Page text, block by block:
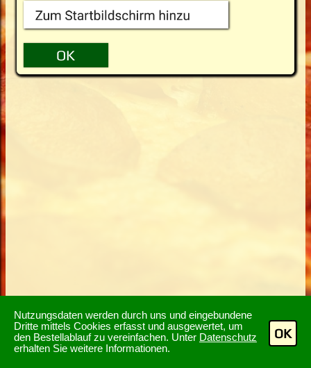
Nutzungsdaten werden durch uns und eingebundene
Dritte mittels Cookies erfasst und ausgewertet, um
den Bestellablauf zu vereinfachen. Unter Datenschutz
erhalten Sie weitere Informationen.
OK